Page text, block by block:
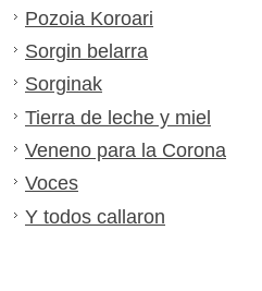
Pozoia Koroari
Sorgin belarra
Sorginak
Tierra de leche y miel
Veneno para la Corona
Voces
Y todos callaron